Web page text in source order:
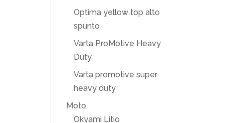
Optima yellow top alto
spunto
Varta ProMotive Heavy
Duty
Varta promotive super
heavy duty
Moto
Okyami Litio